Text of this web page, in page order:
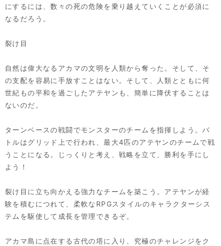
にするには、数々の死の危険を乗り越えていくことが必須に
なるだろう。
裂け目
自然は偉大なるアカマの文明を人類から奪った。そして、そ
の支配を容易に手放すことはない。そして、人類とともに何
世紀もの平和を過ごしたアテヤンも、簡単に降伏することは
ないのだ。
ターンベースの戦闘でモンスターのチームを指揮しよう。バ
トルはグリッド上で行われ、最大4匹のアテヤンのチームで戦
うことになる。じっくりと考え、戦略を立て、勝利を手にし
よう！
裂け目に立ち向かえる強力なチームを築こう。アテヤンが経
験を積むにつれて、柔軟なRPGスタイルのキャラクターシス
テムを駆使して成長を管理できるぞ。
アカマ島に点在する古代の塔に入り、究極のチャレンジをク